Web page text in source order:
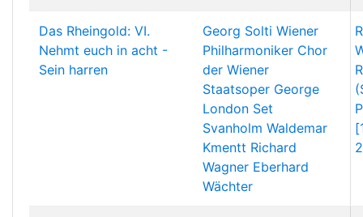
Das Rheingold: VI.
Nehmt euch in acht -
Sein harren
Georg Solti Wiener
Philharmoniker Chor
der Wiener
Staatsoper George
London Set
Svanholm Waldemar
Kmentt Richard
Wagner Eberhard
Wächter
2